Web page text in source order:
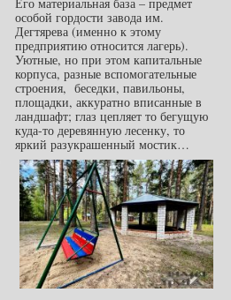
особой гордости завода им.
Дегтярева (именно к этому
предприятию относится лагерь).
Уютные, но при этом капитальные
корпуса, разные вспомогательные
строения, беседки, павильоны,
площадки, аккуратно вписанные в
ландшафт; глаз цепляет то бегущую
куда-то деревянную лесенку, то
яркий разукрашенный мостик…